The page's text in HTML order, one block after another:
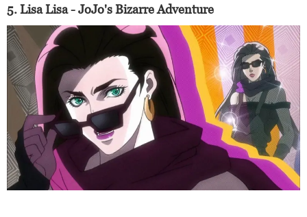
5. Lisa Lisa - JoJo's Bizarre Adventure